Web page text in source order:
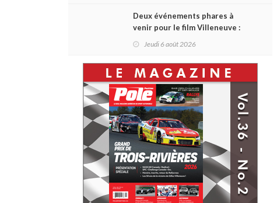
Deux événements phares à
venir pour le film Villeneuve :
L'ascension d'une légende (+
Jeudi 6 août 2026